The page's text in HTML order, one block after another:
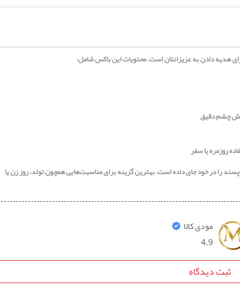
هدیه دادن به عزیزانتان است. محتویات این باکس شامل:
چشم دقیق
روزمره یا سفر
را در خود جای داده است. بهترین گزینه برای مناسبت‌هایی همچون تولد، روز زن یا
مودی کالا
4.9
ثبت دیدگاه